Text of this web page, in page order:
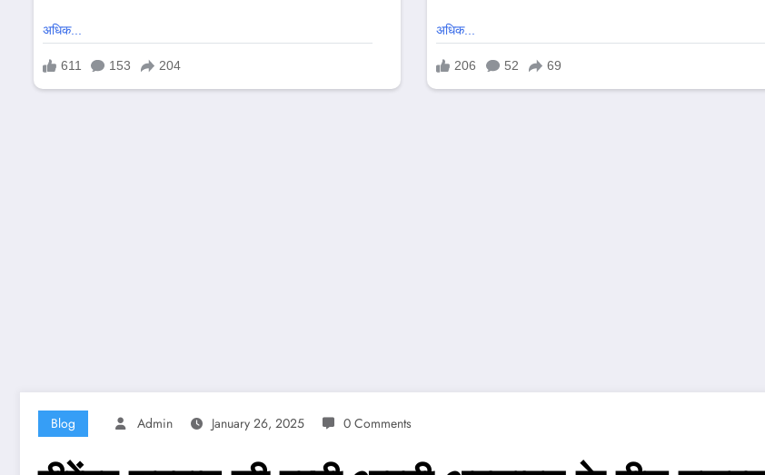
Blog Admin January 26, 2025 0 Comments